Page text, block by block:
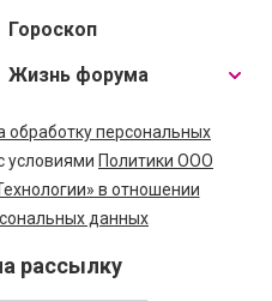
Гороскоп
Жизнь форума
обработку персональных
условиями Политики ООО
в отношении
данных
рассылку